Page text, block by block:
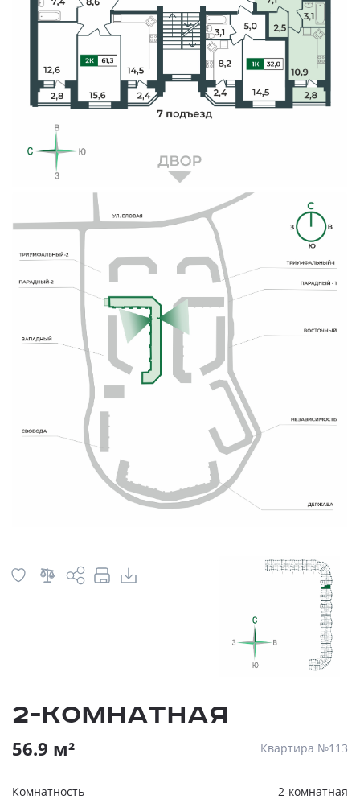
2-комнатная
56.9 м² Квартира №113
Комнатность
2-комнатная